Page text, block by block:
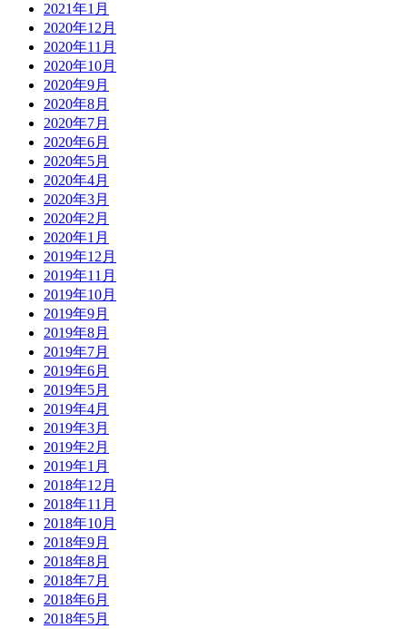
2021年1月
2020年12月
2020年11月
2020年10月
2020年9月
2020年8月
2020年7月
2020年6月
2020年5月
2020年4月
2020年3月
2020年2月
2020年1月
2019年12月
2019年11月
2019年10月
2019年9月
2019年8月
2019年7月
2019年6月
2019年5月
2019年4月
2019年3月
2019年2月
2019年1月
2018年12月
2018年11月
2018年10月
2018年9月
2018年8月
2018年7月
2018年6月
2018年5月